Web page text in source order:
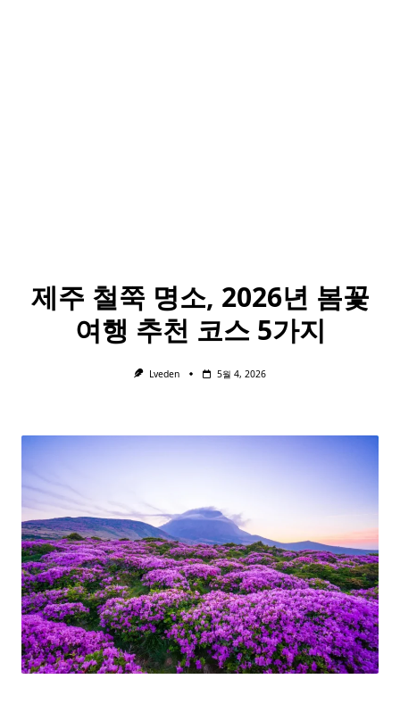
제주 철쭉 명소, 2026년 봄꽃
여행 추천 코스 5가지
Lveden 5월 4, 2026